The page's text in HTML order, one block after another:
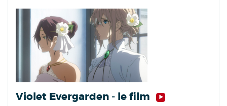
Violet Evergarden - le film